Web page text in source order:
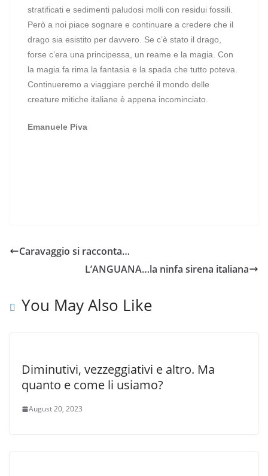
stratificati e sedimenti paludosi molli con residui fossili.
Però a noi piace sognare e continuare a credere che il
drago sia esistito per davvero. Se c’è stato il drago,
forse c’era una principessa, un reame e la magia. Con
la magia fa rima la fantasia e la spada che tutto poteva.
Continueremo a viaggiare perché il mondo delle
creature mitiche italiane è appena incominciato.
Emanuele Piva
Caravaggio si racconta…
L’ANGUANA…la ninfa sirena italiana
You May Also Like
Diminutivi, vezzeggiativi e altro. Ma
quanto e come li usiamo?
August 20, 2023